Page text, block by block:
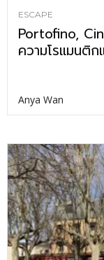
ESCAPE
Portofino,
ความโรแมนติก
Anya Wan